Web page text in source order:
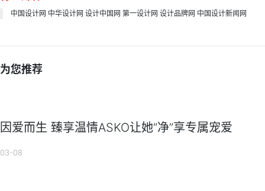
中国设计网 中华设计网 设计中国网 第一设计网 设计品牌网 中国设计新闻网
为您推荐
因爱而生 臻享温情ASKO让她“净”享专属宠爱
03-08